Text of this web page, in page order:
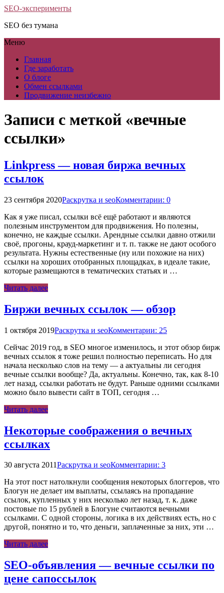
SEO-эксперименты
SEO без тумана
Меню
Главная
Где заработать
О блоге
Обмен ссылками
Продвижение неизбежно
Записи с меткой «вечные
ссылки»
Linkpress — новая биржа вечных
ссылок
23 сентября 2020Раскрутка и seoКомментарии: 0
Как я уже писал, ссылки всё ещё работают и являются
полезным инструментом для продвижения. Но полезны,
конечно, не каждые ссылки. Арендные ссылки давно отжили
своё, прогоны, крауд-маркетинг и т. п. также не дают особого
результата. Нужны естественные (ну или похожие на них)
ссылки на хороших отобранных площадках, в идеале такие,
которые размещаются в тематических статьях и …
Читать далее
Биржи вечных ссылок — обзор
1 октября 2019Раскрутка и seoКомментарии: 25
Сейчас 2019 год, в SEO многое изменилось, и этот обзор бирж
вечных ссылок я тоже решил полностью переписать. Но для
начала несколько слов на тему — а актуальны ли сегодня
вечные ссылки вообще? Да, актуальны. Конечно, так, как 8-10
лет назад, ссылки работать не будут. Раньше одними ссылками
можно было вывести сайт в ТОП, сегодня …
Читать далее
Некоторые соображения о вечных
ссылках
30 августа 2011Раскрутка и seoКомментарии: 3
На этот пост натолкнули сообщения некоторых блоггеров, что
Блогун не делает им выплаты, ссылаясь на пропадание
ссылок, купленных у них несколько лет назад, т. к. даже
постовые по 15 рублей в Блогуне считаются вечными
ссылками. С одной стороны, логика в их действиях есть, но с
другой, понятно и то, что деньги, заплаченные за них, эти …
Читать далее
SEO-объявления — вечные ссылки по
цене сапоссылок